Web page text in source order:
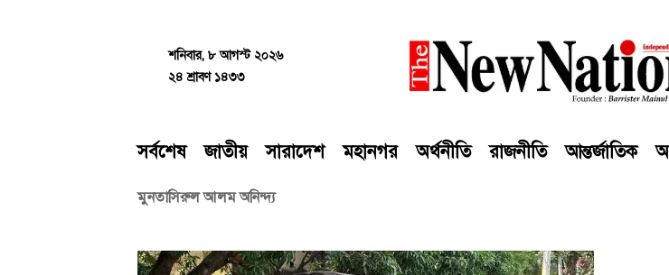
শনিবার, ৮ আগস্ট ২০২৬
২৪ শ্রাবণ ১৪৩৩
সর্বশেষ জাতীয় সারাদেশ মহানগর অর্থনীতি রাজনীতি আন্তর্জাতিক
মুনতাসিরুল আলম অনিন্দ্য